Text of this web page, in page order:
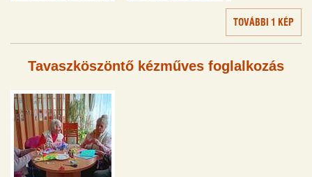
TOVÁBBI 1 KÉP
Tavaszköszöntő kézműves foglalkozás